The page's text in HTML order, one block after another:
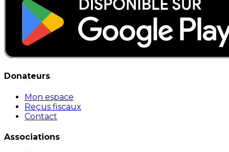
Donateurs
Mon espace
Reçus fiscaux
Contact
Associations